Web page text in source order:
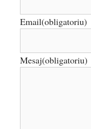
Email(obligatoriu)
Mesaj(obligatoriu)